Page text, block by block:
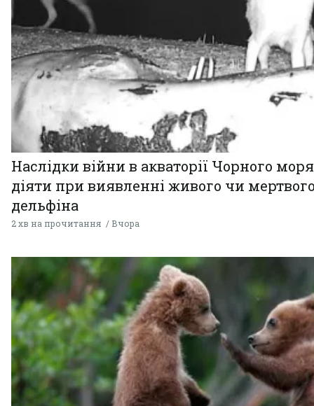
Наслідки війни в акваторії Чорного
діяти при виявленні живого чи
дельфіна
2 хв на прочитання Вчора